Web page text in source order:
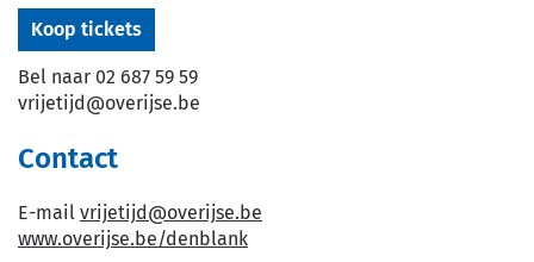
Koop tickets
Bel naar 02 687 59 59
vrijetijd@overijse.be
Contact
E-
mail
vrijetijd@overijse.be
Website
www.overijse.be/denblank